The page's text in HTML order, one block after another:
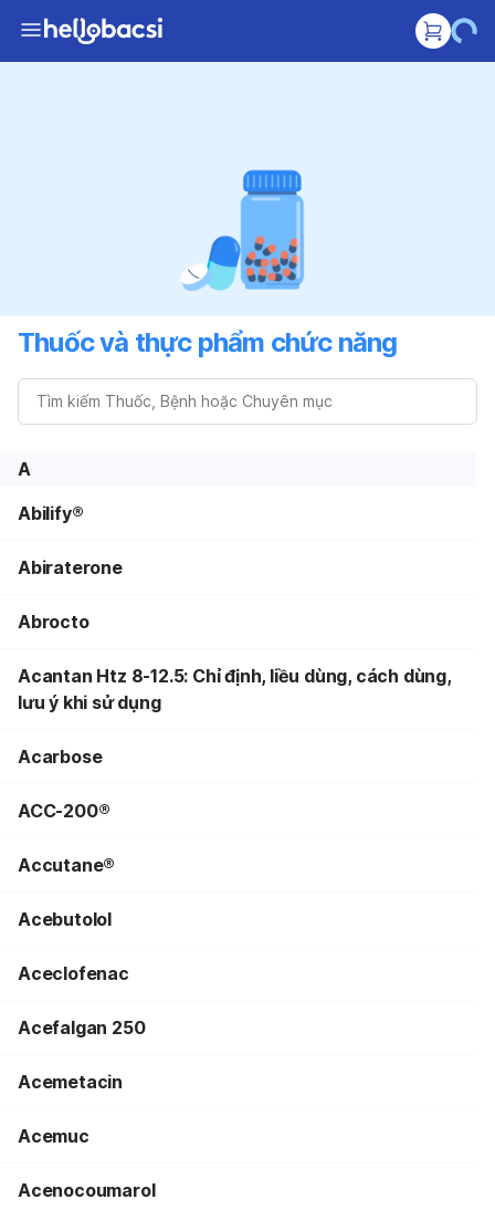
Thuốc và thực phẩm chức năng
A
Abilify®
Abiraterone
Abrocto
Acantan Htz 8-12.5: Chỉ định, liều dùng, cách dùng,
lưu ý khi sử dụng
Acarbose
ACC-200®
Accutane®
Acebutolol
Aceclofenac
Acefalgan 250
Acemetacin
Acemuc
Acenocoumarol